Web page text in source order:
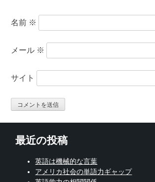
名前 ※
メール ※
サイト
最近の投稿
英語は機械的な言葉
アメリカ社会の単語力ギャップ